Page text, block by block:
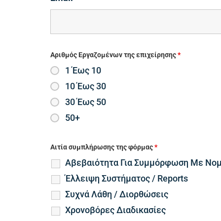
Αριθμός Εργαζομένων της επιχείρησης*
1 Έως 10
10 Έως 30
30 Έως 50
50+
Αιτία συμπλήρωσης της φόρμας*
Αβεβαιότητα Για Συμμόρφωση Με
Έλλειψη Συστήματος / Reports
Συχνά Λάθη / Διορθώσεις
Χρονοβόρες Διαδικασίες